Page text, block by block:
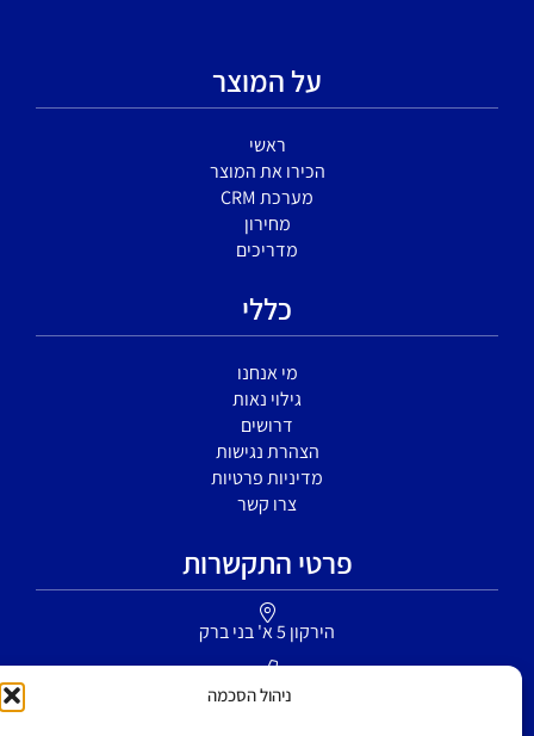
ניהול הסכמה
על המוצר
ראשי
הכירו את המוצר
מערכת CRM
מחירון
מדריכים
כללי
מי אנחנו
גילוי נאות
דרושים
הצהרת נגישות
מדיניות פרטיות
צרו קשר
פרטי התקשרות
הירקון 5 א' בני ברק
077-6049599